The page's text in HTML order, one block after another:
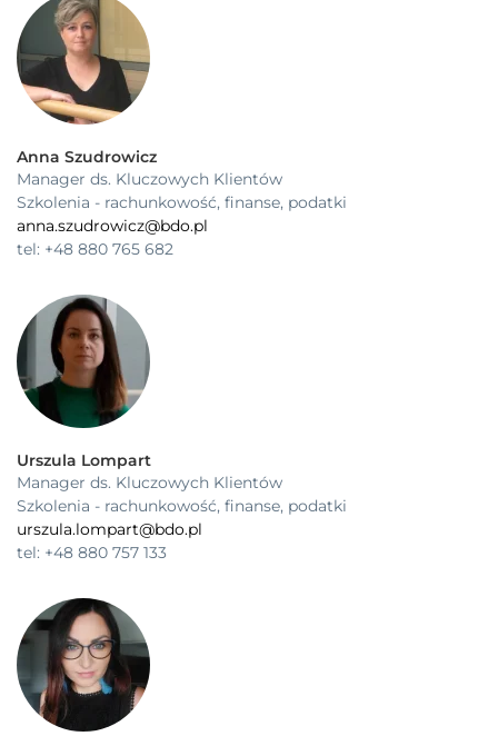
Anna Szudrowicz
Manager ds. Kluczowych Klientów
Szkolenia - rachunkowość, finanse, podatki
anna.szudrowicz@bdo.pl
tel: +48 880 765 682
Urszula Lompart
Manager ds. Kluczowych Klientów
Szkolenia - rachunkowość, finanse, podatki
urszula.lompart@bdo.pl
tel: +48 880 757 133